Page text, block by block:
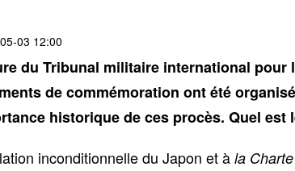
03 12:00
du Tribunal militaire international pour
de commémoration ont été
historique de ces procès. Quel est
inconditionnelle du Japon et àla